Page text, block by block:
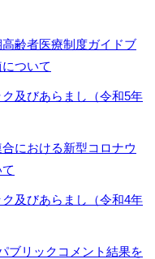
高齢者医療制度ガイドブ
ついて
及びあらまし（令和5年
における新型コロナウ
及びあらまし（令和4年
ブリックコメント結果を